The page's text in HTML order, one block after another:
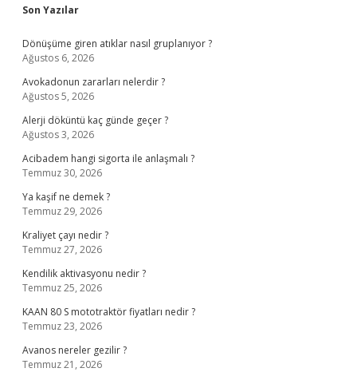
Sidebar
Son Yazılar
Dönüşüme giren atıklar nasıl gruplanıyor ?
Ağustos 6, 2026
Avokadonun zararları nelerdir ?
Ağustos 5, 2026
Alerji döküntü kaç günde geçer ?
Ağustos 3, 2026
Acibadem hangi sigorta ile anlaşmalı ?
Temmuz 30, 2026
Ya kaşif ne demek ?
Temmuz 29, 2026
Kraliyet çayı nedir ?
Temmuz 27, 2026
Kendilik aktivasyonu nedir ?
Temmuz 25, 2026
KAAN 80 S mototraktör fiyatları nedir ?
Temmuz 23, 2026
Avanos nereler gezilir ?
Temmuz 21, 2026